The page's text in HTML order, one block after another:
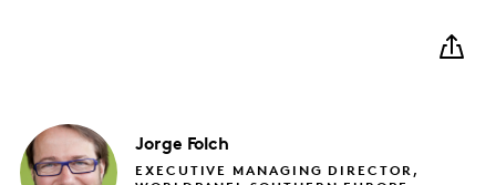
Jorge Folch
EXECUTIVE MANAGING DIRECTOR,